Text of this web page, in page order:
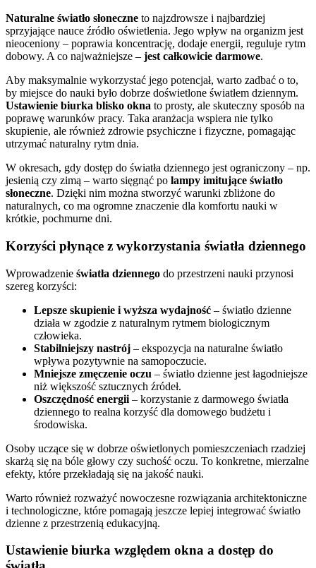
Naturalne światło słoneczne to najzdrowsze i najbardziej
sprzyjające nauce źródło oświetlenia. Jego wpływ na organizm jest
nieoceniony – poprawia koncentrację, dodaje energii, reguluje rytm
dobowy. A co najważniejsze – jest całkowicie darmowe.
Aby maksymalnie wykorzystać jego potencjał, warto zadbać o to,
by miejsce do nauki było dobrze doświetlone światłem dziennym.
Ustawienie biurka blisko okna to prosty, ale skuteczny sposób na
poprawę warunków pracy. Taka aranżacja wspiera nie tylko
skupienie, ale również zdrowie psychiczne i fizyczne, pomagając
utrzymać naturalny rytm dnia.
W okresach, gdy dostęp do światła dziennego jest ograniczony – np.
jesienią czy zimą – warto sięgnąć po lampy imitujące światło
słoneczne. Dzięki nim można stworzyć warunki zbliżone do
naturalnych, co ma ogromne znaczenie dla komfortu nauki w
krótkie, pochmurne dni.
Korzyści płynące z wykorzystania światła dziennego
Wprowadzenie światła dziennego do przestrzeni nauki przynosi
szereg korzyści:
Lepsze skupienie i wyższa wydajność – światło dzienne
działa w zgodzie z naturalnym rytmem biologicznym
człowieka.
Stabilniejszy nastrój – ekspozycja na naturalne światło
wpływa pozytywnie na samopoczucie.
Mniejsze zmęczenie oczu – światło dzienne jest łagodniejsze
niż większość sztucznych źródeł.
Oszczędność energii – korzystanie z darmowego światła
dziennego to realna korzyść dla domowego budżetu i
środowiska.
Osoby uczące się w dobrze oświetlonych pomieszczeniach rzadziej
skarżą się na bóle głowy czy suchość oczu. To konkretne, mierzalne
efekty, które przekładają się na jakość nauki.
Warto również rozważyć nowoczesne rozwiązania architektoniczne
i technologiczne, które pomagają jeszcze lepiej integrować światło
dzienne z przestrzenią edukacyjną.
Ustawienie biurka względem okna a dostęp do